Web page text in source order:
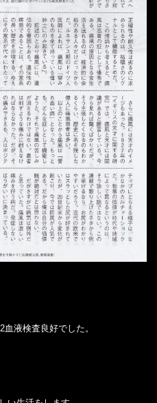
液検査良好でした。